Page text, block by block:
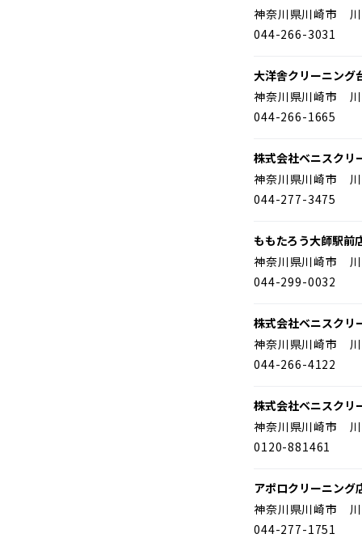
神奈川県川崎市 川
044-266-3031
大洋舎クリーニング
神奈川県川崎市 川
044-266-1665
株式会社ベニスクリ
神奈川県川崎市 川
044-277-3475
ももたろう大師駅前
神奈川県川崎市 川
044-299-0032
株式会社ベニスクリ
神奈川県川崎市 川
044-266-4122
株式会社ベニスクリ
神奈川県川崎市 川
0120-881461
アポロクリーニング
神奈川県川崎市 川
044-277-1751